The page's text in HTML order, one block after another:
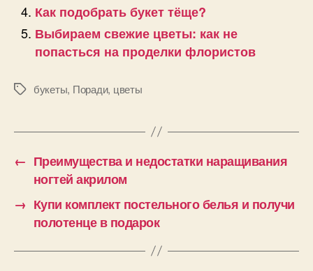
Как подобрать букет тёще?
Выбираем свежие цветы: как не
попасться на проделки флористов
Позначки
букеты, Поради, цветы
← Преимущества и недостатки наращивания
ногтей акрилом
→ Купи комплект постельного белья и получи
полотенце в подарок